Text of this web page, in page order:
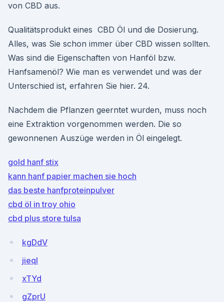
von CBD aus.
Qualitätsprodukt eines CBD Öl und die Dosierung.
Alles, was Sie schon immer über CBD wissen sollten.
Was sind die Eigenschaften von Hanföl bzw.
Hanfsamenöl? Wie man es verwendet und was der
Unterschied ist, erfahren Sie hier. 24.
Nachdem die Pflanzen geerntet wurden, muss noch
eine Extraktion vorgenommen werden. Die so
gewonnenen Auszüge werden in Öl eingelegt.
gold hanf stix
kann hanf papier machen sie hoch
das beste hanfproteinpulver
cbd öl in troy ohio
cbd plus store tulsa
kgDdV
jieqI
xTYd
gZprU